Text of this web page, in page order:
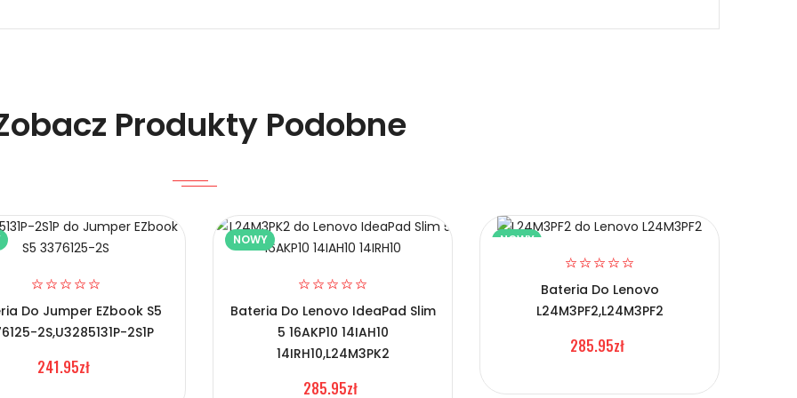
APP00222?
Produkty Podobne
Do Jumper EZbook S5
2S,U3285131P-2S1P
241.95zł
NOWY
Bateria Do Lenovo IdeaPad Slim
5 16AKP10 14IAH10
14IRH10,L24M3PK2
285.95zł
NOWY
Bateria Do Lenovo
L24M3PF2,L24M3PF2
285.95zł